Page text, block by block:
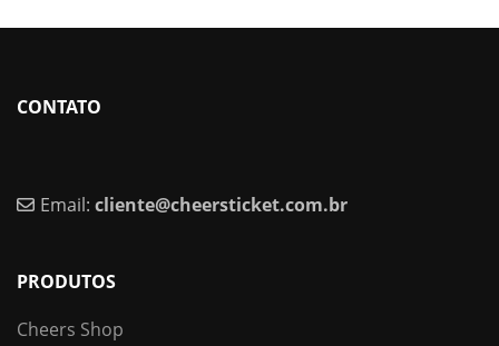
CONTATO
Email: cliente@cheersticket.com.br
PRODUTOS
Cheers Shop